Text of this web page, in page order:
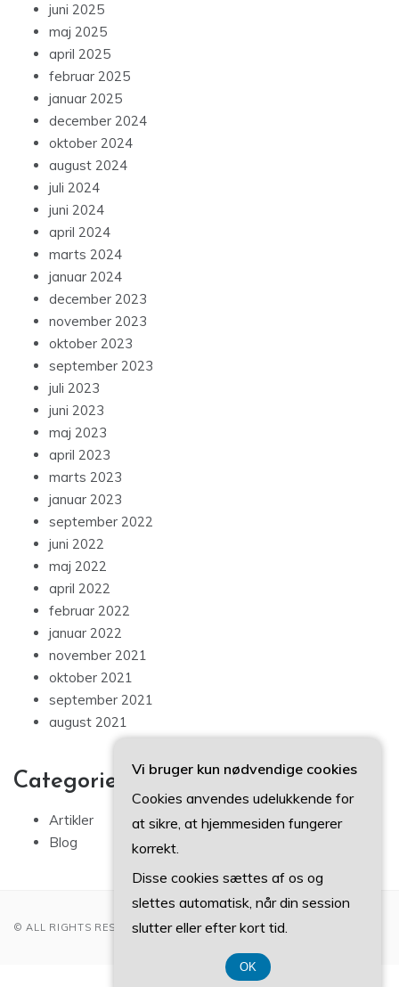
juni 2025
maj 2025
april 2025
februar 2025
januar 2025
december 2024
oktober 2024
august 2024
juli 2024
juni 2024
april 2024
marts 2024
januar 2024
december 2023
november 2023
oktober 2023
september 2023
juli 2023
juni 2023
maj 2023
april 2023
marts 2023
januar 2023
september 2022
juni 2022
maj 2022
april 2022
februar 2022
januar 2022
november 2021
oktober 2021
september 2021
august 2021
Categories
Artikler
Blog
© ALL RIGHTS RESERVED 2022
Vi bruger kun nødvendige cookies
Cookies anvendes udelukkende for
at sikre, at hjemmesiden fungerer
korrekt.
Disse cookies sættes af os og
slettes automatisk, når din session
slutter eller efter kort tid.
OK